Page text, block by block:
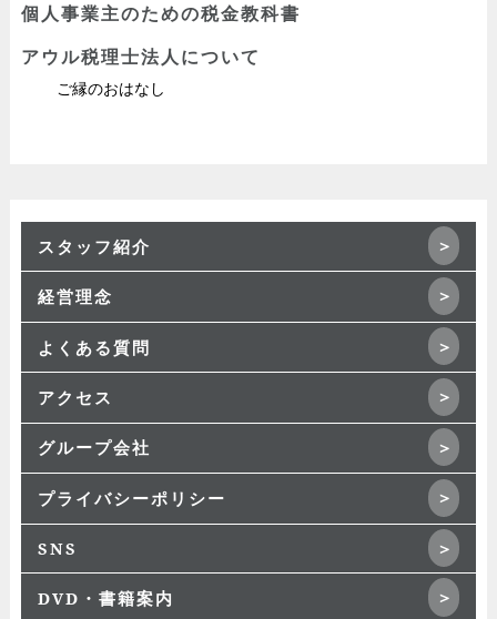
個人事業主のための税金教科書
アウル税理士法人について
ご縁のおはなし
スタッフ紹介
経営理念
よくある質問
アクセス
グループ会社
プライバシーポリシー
SNS
DVD・書籍案内